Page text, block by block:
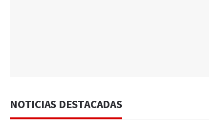
NOTICIAS DESTACADAS